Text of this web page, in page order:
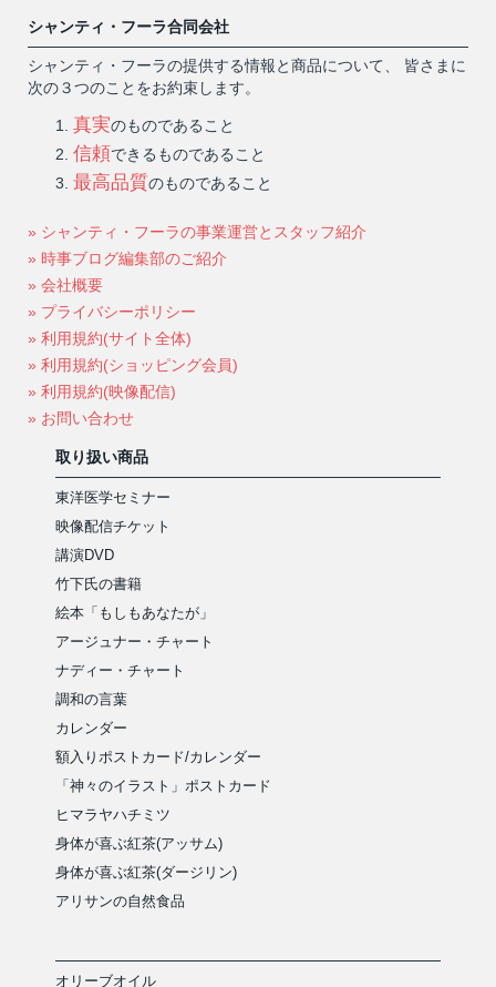
シャンティ・フーラ合同会社
シャンティ・フーラの提供する情報と商品について、 皆さまに
次の３つのことをお約束します。
真実のものであること
信頼できるものであること
最高品質のものであること
» シャンティ・フーラの事業運営とスタッフ紹介
» 時事ブログ編集部のご紹介
» 会社概要
» プライバシーポリシー
» 利用規約(サイト全体)
» 利用規約(ショッピング会員)
» 利用規約(映像配信)
» お問い合わせ
取り扱い商品
東洋医学セミナー
映像配信チケット
講演DVD
竹下氏の書籍
絵本「もしもあなたが」
アージュナー・チャート
ナディー・チャート
調和の言葉
カレンダー
額入りポストカード/カレンダー
「神々のイラスト」ポストカード
ヒマラヤハチミツ
身体が喜ぶ紅茶(アッサム)
身体が喜ぶ紅茶(ダージリン)
アリサンの自然食品
オリーブオイル